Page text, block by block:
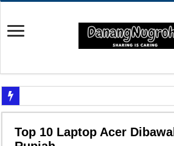
Yuk Cari Tahu Cara Memanfaatkan Teknologi
Begini Upaya Memperbaiki Elektronik TV yang
Top 10 Laptop Acer